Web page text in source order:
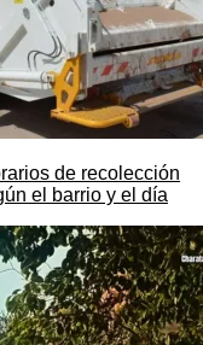
de recolección
el barrio y el día